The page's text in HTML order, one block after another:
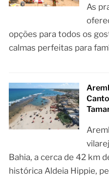
As
opções para todos os
calmas perfeitas para
Bahia, a cerca de 42 km
histórica Aldeia Hippie,